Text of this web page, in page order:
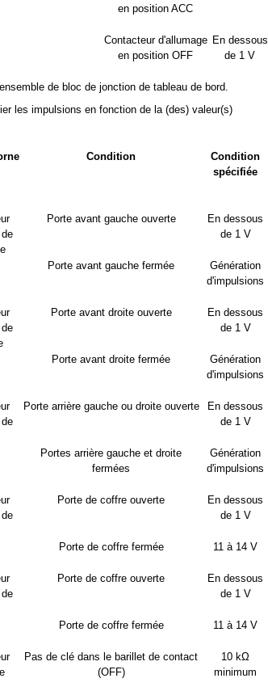
en position ACC
Contacteur d'allumage
en position OFF
En dessous
de 1 V
de bloc de jonction de tableau de bord.
les impulsions en fonction de la (des) valeur(s)
Condition
Condition
spécifiée
Porte avant gauche ouverte
En dessous
de 1 V
Porte avant gauche fermée
Génération
d'impulsions
Porte avant droite ouverte
En dessous
de 1 V
Porte avant droite fermée
Génération
d'impulsions
Porte arrière gauche ou droite ouverte
En dessous
de 1 V
Portes arrière gauche et droite
fermées
Génération
d'impulsions
Porte de coffre ouverte
En dessous
de 1 V
Porte de coffre fermée 11 à 14 V
Porte de coffre ouverte
En dessous
de 1 V
Porte de coffre fermée 11 à 14 V
Pas de clé dans le barillet de contact
(OFF)
10 kΩ
minimum